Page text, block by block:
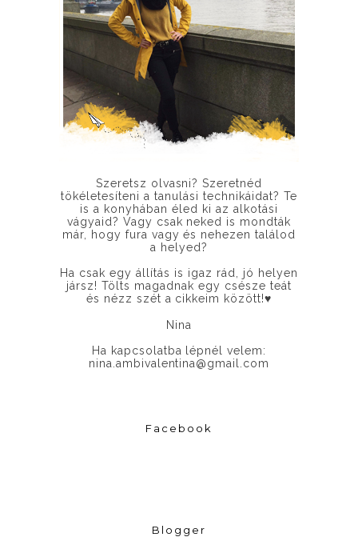
Szeretsz olvasni? Szeretnéd
tökéletesíteni a tanulási technikáidat? Te
is a konyhában éled ki az alkotási
vágyaid? Vagy csak neked is mondták
már, hogy fura vagy és nehezen találod
a helyed?
Ha csak egy állítás is igaz rád, jó helyen
jársz! Tölts magadnak egy csésze teát
és nézz szét a cikkeim között!♥
Nina
Ha kapcsolatba lépnél velem:
nina.ambivalentina@gmail.com
Facebook
Blogger